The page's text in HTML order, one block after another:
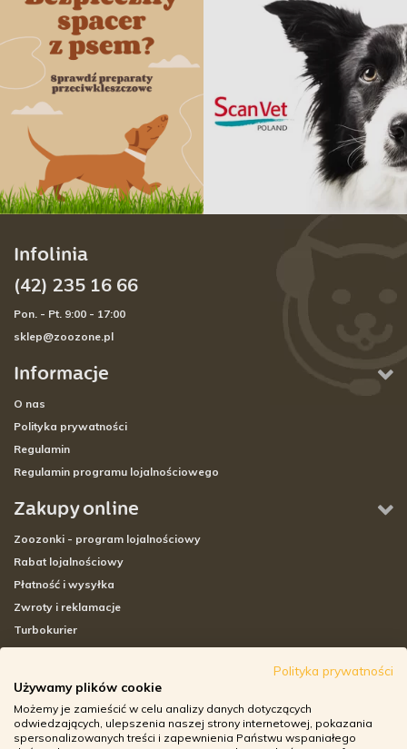
Informacje
O nas
Polityka prywatności
Regulamin
Regulamin programu lojalnościowego
Zakupy online
Zoozonki - program lojalnościowy
Rabat lojalnościowy
Płatność i wysyłka
Zwroty i reklamacje
Turbokurier
Adresy sklepów stacjonarnych
Godziny otwarcia sklepów
Aplikacja zoozone.pl
Infolinia
(42) 235 16 66
Pon. - Pt. 9:00 - 17:00
sklep@zoozone.pl
Polityka prywatności
Używamy plików cookie
Możemy je zamieścić w celu analizy danych dotyczących
odwiedzających, ulepszenia naszej strony internetowej, pokazania
spersonalizowanych treści i zapewnienia Państwu wspaniałego